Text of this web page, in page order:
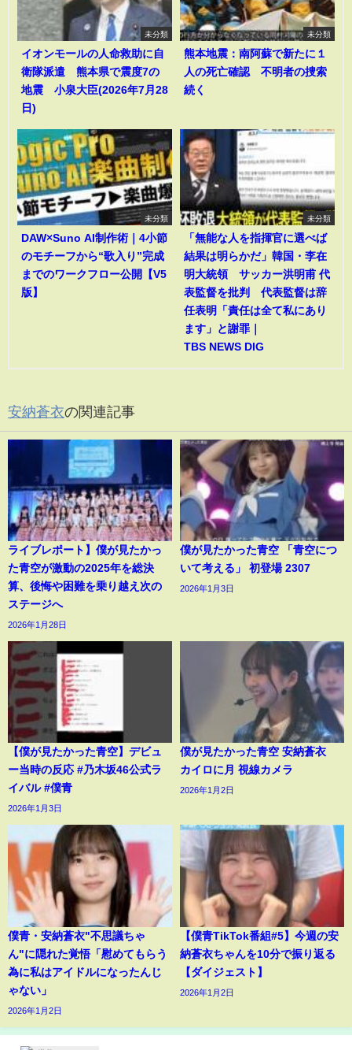
未分類
イオンモールの人命救助に自
衛隊派遣 熊本県で震度7の
地震 小泉大臣(2026年7月28
日)
未分類
熊本地震：南阿蘇で新たに１
人の死亡確認 不明者の捜索
続く
未分類
DAW×Suno AI制作術｜4小節
のモチーフから“歌入り”完成
までのワークフロー公開【V5
版】
未分類
「無能な人を指揮官に選べば
結果は明らかだ」韓国・李在
明大統領 サッカー洪明甫 代
表監督を批判 代表監督は辞
任表明「責任は全て私にあり
ます」と謝罪｜
TBS NEWS DIG
安納蒼衣の関連記事
ライブレポート】僕が見たかっ
た青空が激動の2025年を総決
算、後悔や困難を乗り越え次の
ステージへ
2026年1月28日
僕が見たかった青空 「青空につ
いて考える」 初登場 2307
2026年1月3日
【僕が見たかった青空】デビュ
ー当時の反応 #乃木坂46公式ラ
イバル #僕青
2026年1月3日
僕が見たかった青空 安納蒼衣
カイロに月 視線カメラ
2026年1月2日
僕青・安納蒼衣"不思議ちゃ
ん"に隠れた覚悟「慰めてもらう
為に私はアイドルになったんじ
ゃない」
2026年1月2日
【僕青TikTok番組#5】今週の安
納蒼衣ちゃんを10分で振り返る
【ダイジェスト】
2026年1月2日